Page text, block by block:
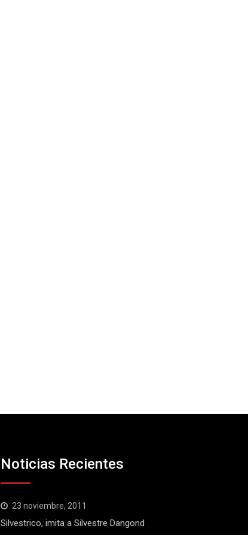
Noticias Recientes
23 noviembre, 2011
Silvestrico, imita a Silvestre Dangond